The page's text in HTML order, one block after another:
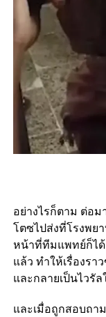
อย่างไรก็ตาม ต่อ
โตซไปส่งที่โรงพย
หน้าที่ทีมแพทย์ก็ไ
แล้ว ทำให้เรื่องรา
และกลายเป็นไวรั
และเมื่อถูกสอบถา